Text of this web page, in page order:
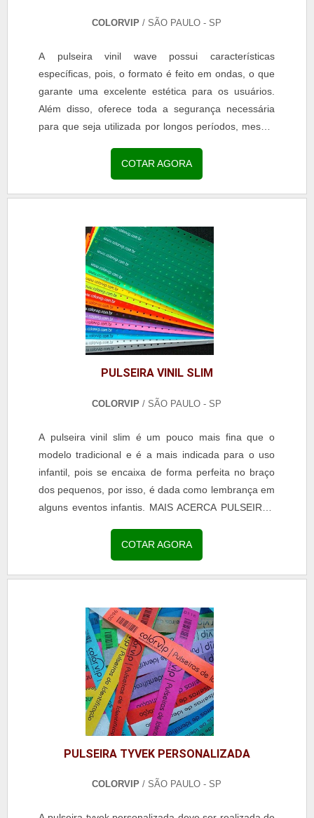
COLORVIP/ SÃO PAULO - SP
A pulseira vinil wave possui características
específicas, pois, o formato é feito em ondas, o que
garante uma excelente estética para os usuários.
Além disso, oferece toda a segurança necessária
para que seja utilizada por longos períodos, mesmo
QUE SÃO PULSEIRAS VINIL WAVEA trava de
segurança é a mesma dos demais modelos das
pulseiras de vinil, pois, o fechamento é realizado
COTAR AGORA
PULSEIRA VINIL SLIM
COLORVIP/ SÃO PAULO - SP
A pulseira vinil slim é um pouco mais fina que o
modelo tradicional e é a mais indicada para o uso
infantil, pois se encaixa de forma perfeita no braço
dos pequenos, por isso, é dada como lembrança em
alguns eventos infantis. MAIS ACERCA PULSEIRAS
proporciona diversos benefícios para os usuários e
pode ser utilizado também para eventos adultos,
pois possui toda a elegância necessária para ofere...
COTAR AGORA
PULSEIRA TYVEK PERSONALIZADA
COLORVIP/ SÃO PAULO - SP